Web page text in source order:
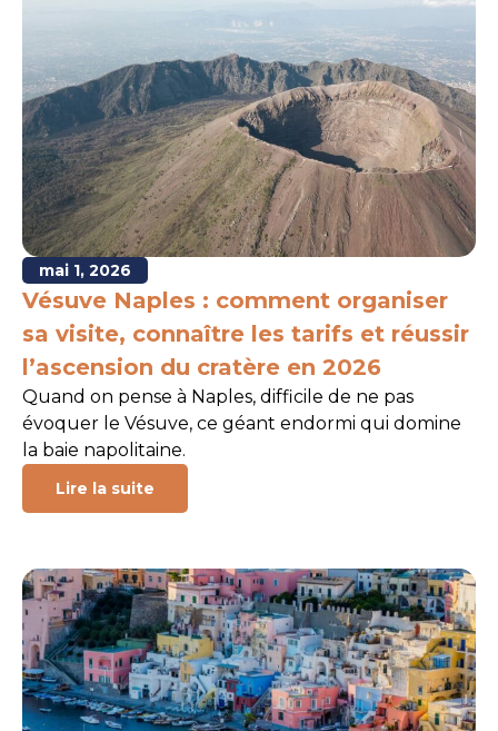
mai 1, 2026
Vésuve Naples : comment organiser
sa visite, connaître les tarifs et réussir
l’ascension du cratère en 2026
Quand on pense à Naples, difficile de ne pas
évoquer le Vésuve, ce géant endormi qui domine
la baie napolitaine.
Lire la suite